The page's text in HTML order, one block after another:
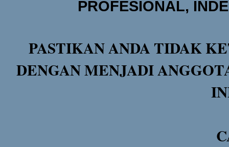
PROFESIONAL,
PASTIKAN ANDA TIDAK
DENGAN MENJADI